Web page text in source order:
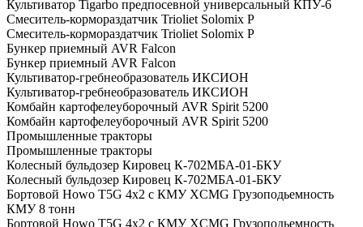
Культиватор Tigarbo предпосевной универсальный КПУ-6
Смеситель-кормораздатчик Trioliet Solomix P
Смеситель-кормораздатчик Trioliet Solomix P
Бункер приемный AVR Falcon
Бункер приемный AVR Falcon
Культиватор-гребнеобразователь ИКСИОН
Культиватор-гребнеобразователь ИКСИОН
Комбайн картофелеуборочный AVR Spirit 5200
Комбайн картофелеуборочный AVR Spirit 5200
Промышленные тракторы
Промышленные тракторы
Колесный бульдозер Кировец К-702МБА-01-БКУ
Колесный бульдозер Кировец К-702МБА-01-БКУ
Бортовой Howo T5G 4х2 c КМУ XCMG Грузоподьемность
КМУ 8 тонн
Бортовой Howo T5G 4х2 c КМУ XCMG Грузоподьемность